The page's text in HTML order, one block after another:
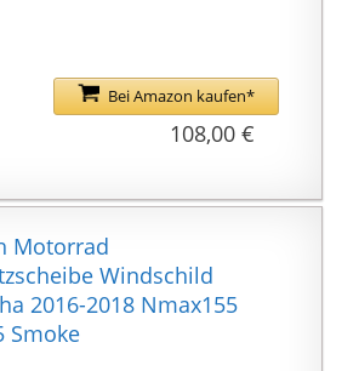
Bei Amazon kaufen*
108,00 €
Motorrad
Windschild
2016-2018 Nmax155
Smoke